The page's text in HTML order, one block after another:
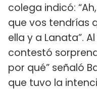
colega indicó:
que vos tendrías
ella y a Lanata”.
contestó
por qué” señaló
que tuvo la